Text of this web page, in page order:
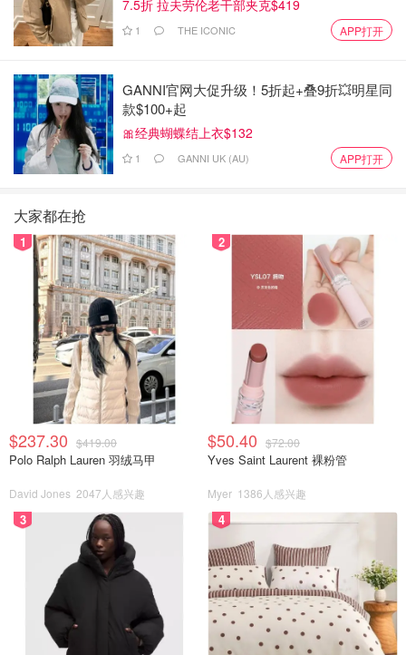
7.5折 拉夫劳伦老干部夹克$419
1 THE ICONIC APP打开
GANNI官网大促升级！5折起+叠9折💥明星同
款$100+起
🎀经典蝴蝶结上衣$132
1 GANNI UK (AU) APP打开
大家都在抢
1
$237.30 $419.00
Polo Ralph Lauren 羽绒马甲
David Jones 2047人感兴趣
2
$50.40 $72.00
Yves Saint Laurent 裸粉管
Myer 1386人感兴趣
3 4